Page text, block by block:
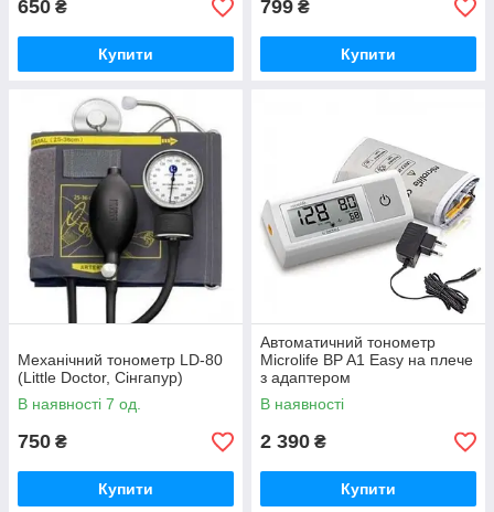
650 ₴
Купити
799 ₴
Купити
Механічний тонометр LD-80
(Little Doctor, Сінгапур)
В наявності 7 од.
750 ₴
Купити
Автоматичний тонометр
Microlife BP A1 Easy на плече
з адаптером
В наявності
2 390 ₴
Купити